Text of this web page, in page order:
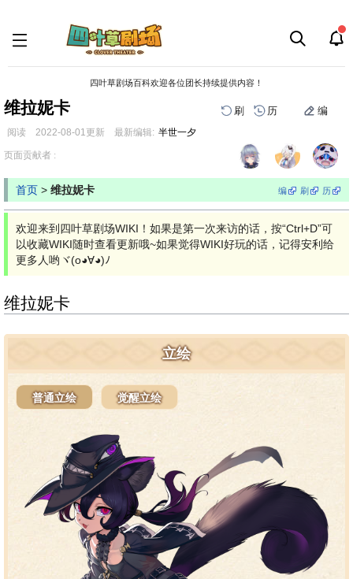
四叶草剧场百科欢迎各位团长持续提供内容！
维拉妮卡 刷 历 编
阅读 2022-08-01更新 最新编辑: 半世一夕
跳
导
跳
搜
页面贡献者 :
编 刷 历
首页 > 维拉妮卡
欢迎来到四叶草剧场WIKI！如果是第一次来访的话，按“Ctrl+D”可
以收藏WIKI随时查看更新哦~如果觉得WIKI好玩的话，记得安利给
更多人哟ヾ(o◕∀◕)ﾉ
维拉妮卡
立绘
普通立绘 觉醒立绘